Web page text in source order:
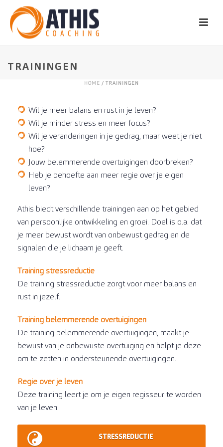
TRAININGEN
HOME / TRAININGEN
Wil je meer balans en rust in je leven?
Wil je minder stress en meer focus?
Wil je veranderingen in je gedrag, maar weet je niet
hoe?
Jouw belemmerende overtuigingen doorbreken?
Heb je behoefte aan meer regie over je eigen
leven?
Athis biedt verschillende trainingen aan op het gebied
van persoonlijke ontwikkeling en groei. Doel is o.a. dat
je meer bewust wordt van onbewust gedrag en de
signalen die je lichaam je geeft.
Training stressreductie
De training stressreductie zorgt voor meer balans en
rust in jezelf.
Training belemmerende overtuigingen
De training belemmerende overtuigingen, maakt je
bewust van je onbewuste overtuiging en helpt je deze
om te zetten in ondersteunende overtuigingen.
Regie over je leven
Deze training leert je om je eigen regisseur te worden
van je leven.
STRESSREDUCTIE